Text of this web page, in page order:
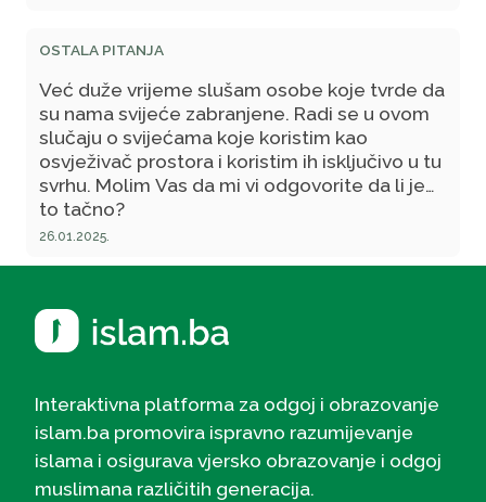
OSTALA PITANJA
Već duže vrijeme slušam osobe koje tvrde da
su nama svijeće zabranjene. Radi se u ovom
slučaju o svijećama koje koristim kao
osvježivač prostora i koristim ih isključivo u tu
svrhu. Molim Vas da mi vi odgovorite da li je
to tačno?
26.01.2025.
Interaktivna platforma za odgoj i obrazovanje
islam.ba promovira ispravno razumijevanje
islama i osigurava vjersko obrazovanje i odgoj
muslimana različitih generacija.